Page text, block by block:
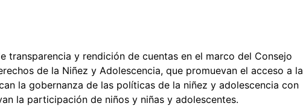
transparencia y rendición de cuentas en el marco del Consejo
de la Niñez y Adolescencia, que promuevan el acceso a la
la gobernanza de las políticas de la niñez y adolescencia con
la participación de niños y niñas y adolescentes.